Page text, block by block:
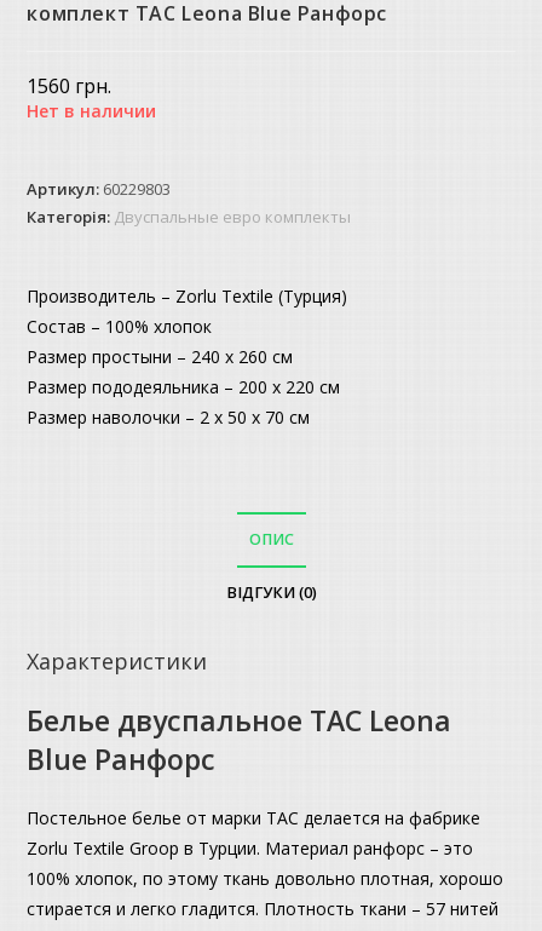
комплект TAC Leona Blue Ранфорс
1560 грн.
Нет в наличии
Артикул: 60229803
Категорія: Двуспальные евро комплекты
Производитель – Zorlu Textile (Турция)
Состав – 100% хлопок
Размер простыни – 240 х 260 см
Размер пододеяльника – 200 х 220 см
Размер наволочки – 2 х 50 х 70 см
ОПИС
ВІДГУКИ (0)
Характеристики
Белье двуспальное TAC Leona
Blue Ранфорс
Постельное белье от марки ТАС делается на фабрике
Zorlu Textile Groop в Турции. Материал ранфорс – это
100% хлопок, по этому ткань довольно плотная, хорошо
стирается и легко гладится. Плотность ткани – 57 нитей